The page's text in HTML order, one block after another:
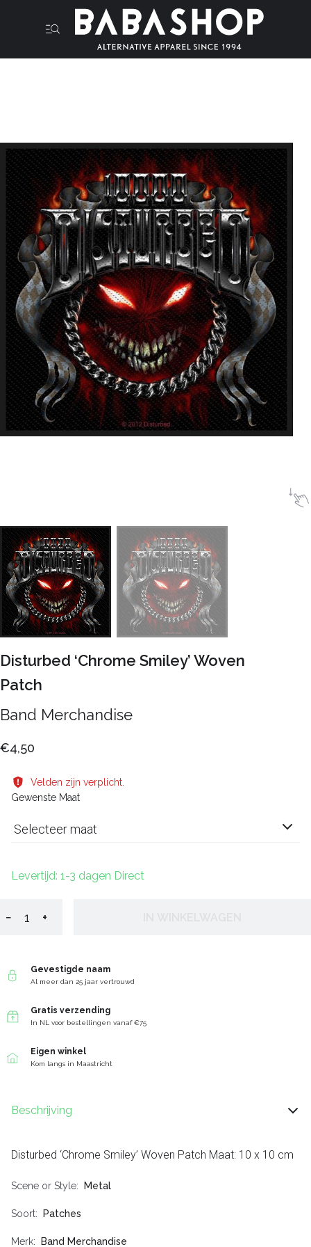
Disturbed ‘Chrome Smiley’ Woven
Patch
Band Merchandise
€4,50
Velden zijn verplicht.
Gewenste Maat
Selecteer maat
Levertijd: 1-3 dagen Direct
− +
Gevestigde naam
Al meer dan 25 jaar vertrouwd
Gratis verzending
In NL voor bestellingen vanaf €75
Eigen winkel
Kom langs in Maastricht
Beschrijving
Disturbed ‘Chrome Smiley’ Woven Patch Maat: 10 x 10 cm
Scene or Style Metal
Soort Patches
Merk Band Merchandise